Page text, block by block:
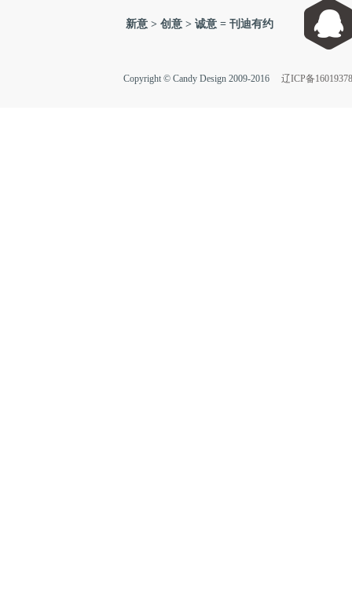
新意 > 创意 > 诚意 = 刊迪有约
Copyright © Candy Design 2009-2016 辽ICP备